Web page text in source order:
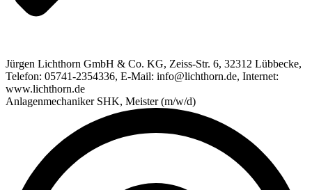
Jürgen Lichthorn GmbH & Co. KG, Zeiss-Str. 6, 32312 Lübbecke,
Telefon: 05741-2354336, E-Mail: info@lichthorn.de, Internet:
www.lichthorn.de
Anlagenmechaniker SHK, Meister (m/w/d)